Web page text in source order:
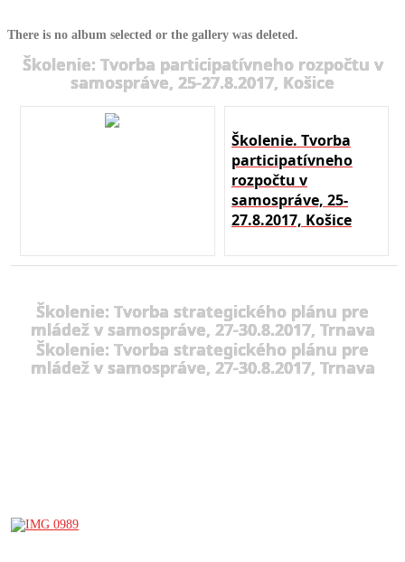
There is no album selected or the gallery was deleted.
Školenie: Tvorba participatívneho rozpočtu v
samospráve, 25-27.8.2017, Košice
Školenie. Tvorba
participatívneho
rozpočtu v
samospráve, 25-
27.8.2017, Košice
Školenie: Tvorba strategického plánu pre
mládež v samospráve, 27-30.8.2017, Trnava
Školenie: Tvorba strategického plánu pre
mládež v samospráve, 27-30.8.2017, Trnava